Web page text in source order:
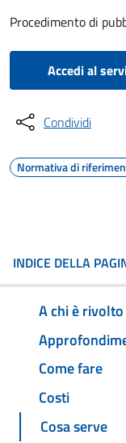
Procedimento di
Accedi al
Condividi
Normativa di
INDICE DELLA
A chi è rivolto
Come fare
Costi
Cosa serve